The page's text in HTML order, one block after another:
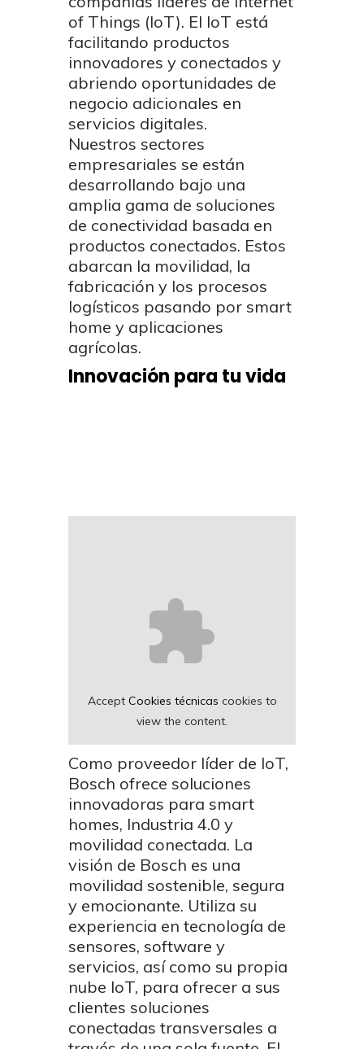
of Things (IoT). El IoT está
facilitando productos
innovadores y conectados y
abriendo oportunidades de
negocio adicionales en
servicios digitales.
Nuestros sectores
empresariales se están
desarrollando bajo una
amplia gama de soluciones
de conectividad basada en
productos conectados. Estos
abarcan la movilidad, la
fabricación y los procesos
logísticos pasando por smart
home y aplicaciones
agrícolas.
Innovación para tu vida
Accept Cookies técnicas cookies to
view the content.
Como proveedor líder de IoT,
Bosch ofrece soluciones
innovadoras para smart
homes, Industria 4.0 y
movilidad conectada. La
visión de Bosch es una
movilidad sostenible, segura
y emocionante. Utiliza su
experiencia en tecnología de
sensores, software y
servicios, así como su propia
nube IoT, para ofrecer a sus
clientes soluciones
conectadas transversales a